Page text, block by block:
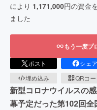
により 1,171,000円の資金
ました
もう一度プ
ポスト シェア
埋め込み
QRコー
新型コロナウイルスの
幕予定だった第102回